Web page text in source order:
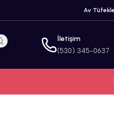
Av
İletişim
(530) 345-0637